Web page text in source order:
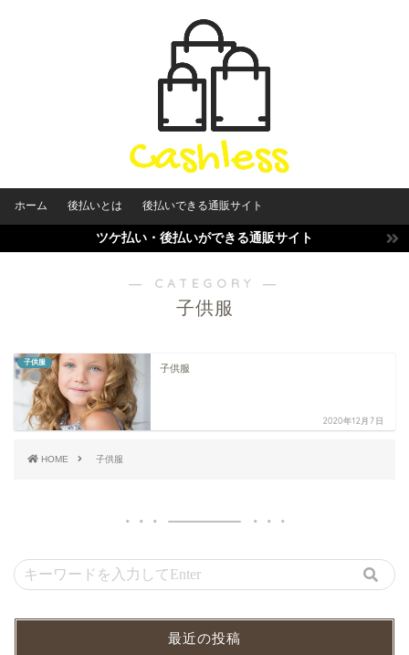
ホーム 後払いとは 後払いできる通販サイト
ツケ払い・後払いができる通販サイト
― CATEGORY ―
子供服
子供服
子供服
2020年12月7日
HOME 子供服
最近の投稿